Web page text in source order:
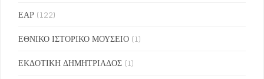
ΕΑΡ (122)
ΕΘΝΙΚΟ ΙΣΤΟΡΙΚΟ ΜΟΥΣΕΙΟ (1)
ΕΚΔΟΤΙΚΗ ΔΗΜΗΤΡΙΑΔΟΣ (1)